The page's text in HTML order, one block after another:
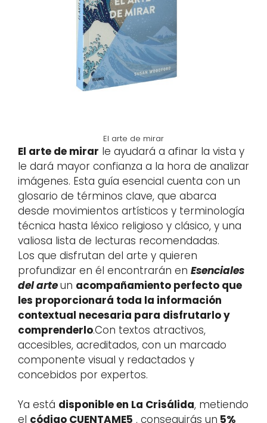
El arte de mirar
El arte de mirar le ayudará a afinar la vista y
le dará mayor confianza a la hora de analizar
imágenes. Esta guía esencial cuenta con un
glosario de términos clave, que abarca
desde movimientos artísticos y terminología
técnica hasta léxico religioso y clásico, y una
valiosa lista de lecturas recomendadas.
Los que disfrutan del arte y quieren
profundizar en él encontrarán en Esenciales
del arteun acompañamiento perfecto que
les proporcionará toda la información
contextual necesaria para disfrutarlo y
comprenderlo.Con textos atractivos,
accesibles, acreditados, con un marcado
componente visual y redactados y
concebidos por expertos.
Ya está disponible en La Crisálida, metiendo
el código CUENTAME5 , conseguirás un 5%